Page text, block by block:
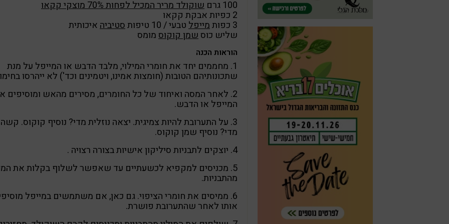
100 גרם שוקולד מריר המכיל לפחות 70% מוצקי קקאו
2 כפיות אבקת קקאו
3 כפות מייפלטבעי / 10 טיפות סטיביהאיכותית
שליש כוסשמן קוקוסמומס
הוראות הכנה
1. מחממים יחד את חומרי המילוי, מלבד הדבש או המייפל על מנת
שתכונותיהם הטובות (חומצות אמינו, ויטמינים וכד') לא ייהרסו
2. לאחר המסה ואיחוד של כל החומרים, מסירים מהאש ומוסיפים
המייפל או הדבש.
3. על התערובת להיות צמיגית. יצאה נוזלית מדי? נוסיף קוקוס. קשה
מדי? נוסיף שמן קוקוס.
4. יוצקים לתבניות סיליקון אישיות בצורה רצויה .
5. מכניסים למקפיא לכשעתיים עד שאפשר לשלוף בקלות את
מהתבניות.
6. ממיסים את חומרי הציפוי. גם כאן, אם משתמשים במייפל
אותו לאחר שהתערובת פושרת.